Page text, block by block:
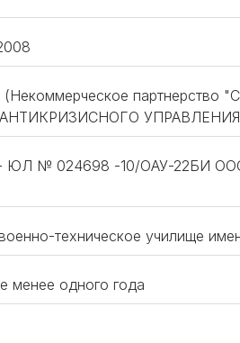
партнерство
ЮЛ № 024698 -10/ОАУ-22БИ
техническое училище
менее одного года